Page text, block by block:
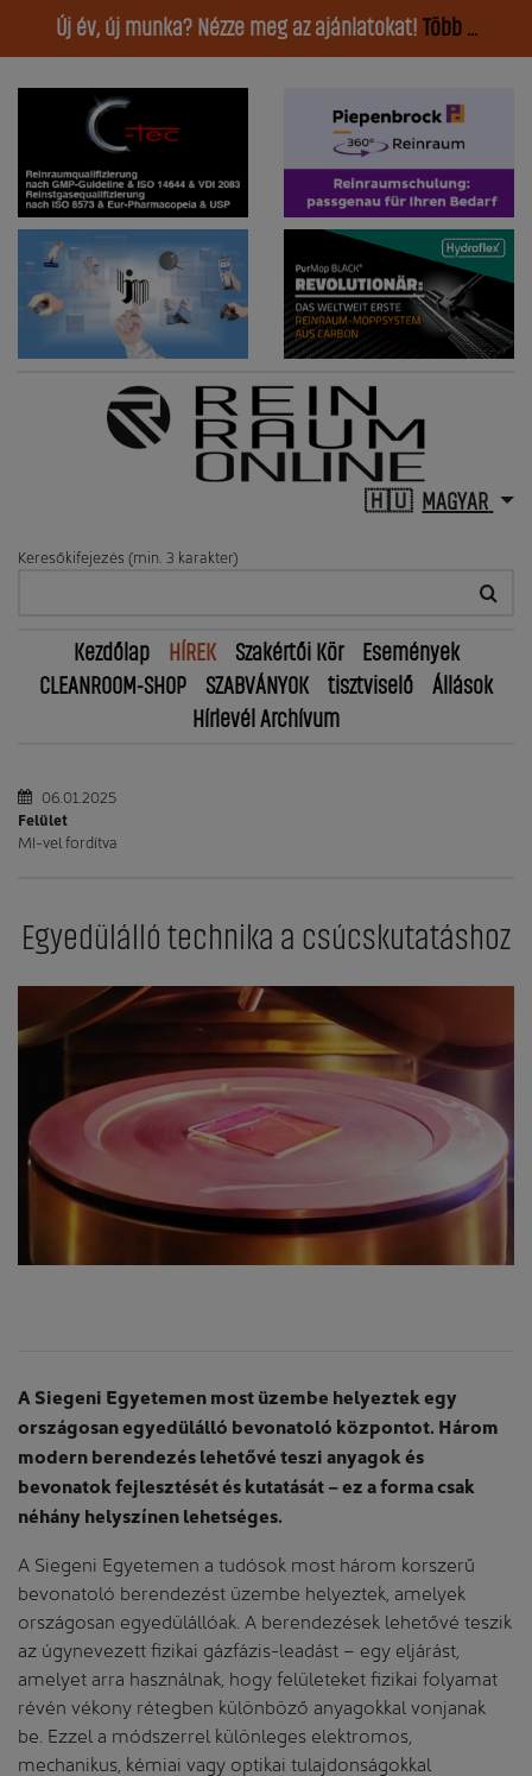
Új év, új munka? Nézze meg az ajánlatokat! Több ...
MAGYAR
Keresőkifejezés (min. 3 karakter)
Kezdőlap HÍREK Szakértői Kör
Események
CLEANROOM-SHOP
SZABVÁNYOK tisztviselő
Állások
Hírlevél Archívum
06.01.2025
Felület
MI-vel fordítva
Egyedülálló technika a csúcskutatáshoz
A Siegeni Egyetemen most üzembe helyeztek egy
országosan egyedülálló bevonatoló központot. Három
modern berendezés lehetővé teszi anyagok és
bevonatok fejlesztését és kutatását – ez a forma csak
néhány helyszínen lehetséges.
A Siegeni Egyetemen a tudósok most három korszerű
bevonatoló berendezést üzembe helyeztek, amelyek
országosan egyedülállóak. A berendezések lehetővé teszik
az úgynevezett fizikai gázfázis-leadást – egy eljárást,
amelyet arra használnak, hogy felületeket fizikai folyamat
révén vékony rétegben különböző anyagokkal vonjanak
be. Ezzel a módszerrel különleges elektromos,
mechanikus, kémiai vagy optikai tulajdonságokkal